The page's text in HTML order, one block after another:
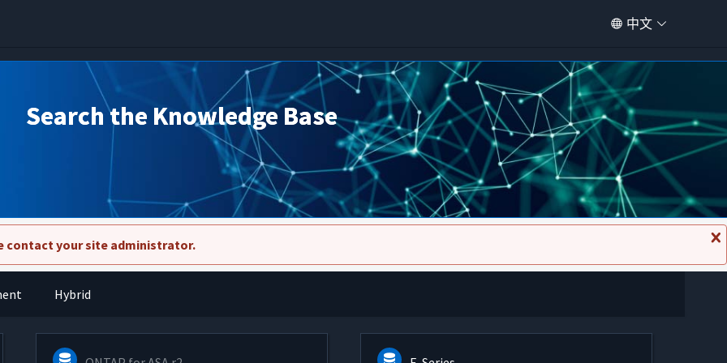
中文
Search the Knowledge Base
关
闭
contact your site administrator.
Hybrid